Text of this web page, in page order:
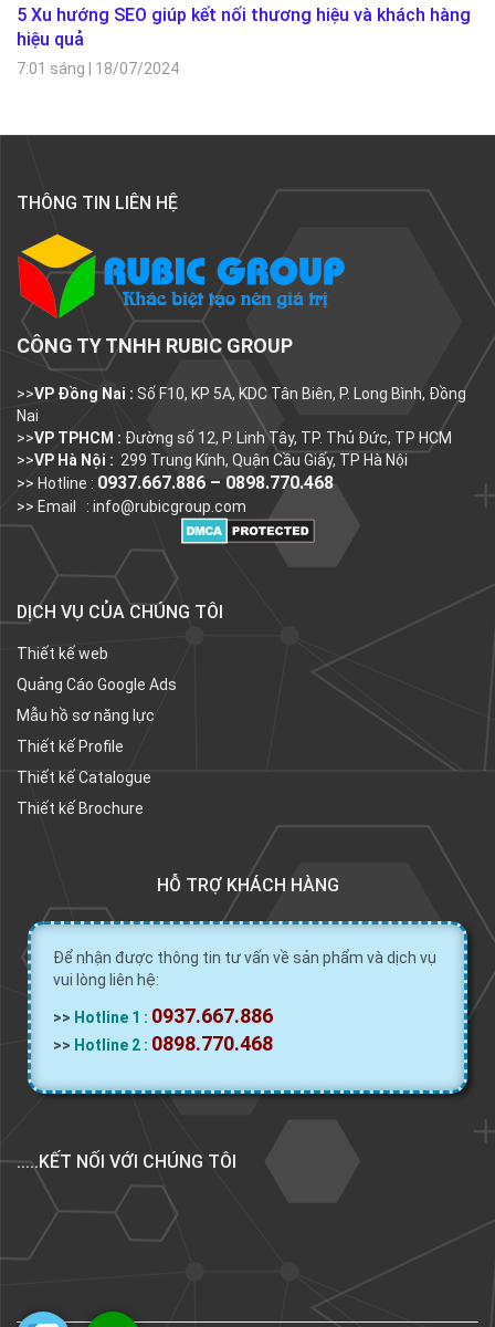
5 Xu hướng SEO giúp kết nối thương hiệu và khách hàng
hiệu quả
7:01 sáng 18/07/2024
THÔNG TIN LIÊN HỆ
CÔNG TY TNHH RUBIC GROUP
>>VP Đồng Nai : Số F10, KP 5A, KDC Tân Biên, P. Long Bình, Đồng
Nai
>>VP TPHCM : Đường số 12, P. Linh Tây, TP. Thủ Đức, TP HCM
>>VP Hà Nội : 299 Trung Kính, Quận Cầu Giấy, TP Hà Nội
>> Hotline : 0937.667.886 – 0898.770.468
>> Email : info@rubicgroup.com
DỊCH VỤ CỦA CHÚNG TÔI
Thiết kế web
Quảng Cáo Google Ads
Mẫu hồ sơ năng lực
Thiết kế Profile
Thiết kế Catalogue
Thiết kế Brochure
HỖ TRỢ KHÁCH HÀNG
Để nhận được thông tin tư vấn về sản phẩm và dịch vụ
vui lòng liên hệ:
>> Hotline 1 : 0937.667.886
>> Hotline 2 : 0898.770.468
.....KẾT NỐI VỚI CHÚNG TÔI